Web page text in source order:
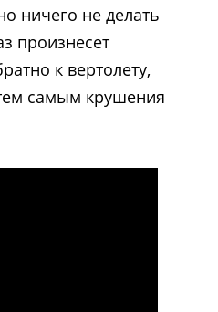
ничего не делать
произнесет
к вертолету,
самым крушения